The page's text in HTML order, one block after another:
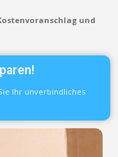
und
Ihr unverbindliches